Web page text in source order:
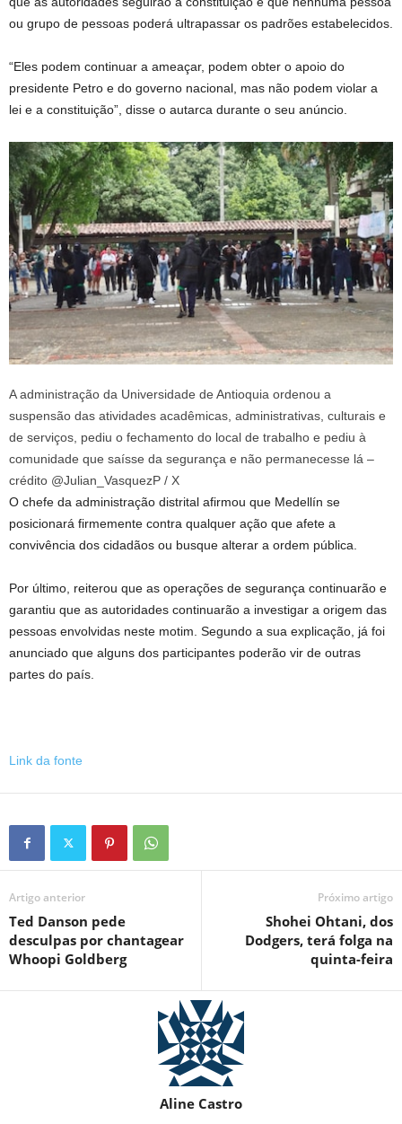
ou grupo de pessoas poderá ultrapassar os padrões estabelecidos.
“Eles podem continuar a ameaçar, podem obter o apoio do
presidente Petro e do governo nacional, mas não podem violar a
lei e a constituição”, disse o autarca durante o seu anúncio.
A administração da Universidade de Antioquia ordenou a
suspensão das atividades acadêmicas, administrativas, culturais e
de serviços, pediu o fechamento do local de trabalho e pediu à
comunidade que saísse da segurança e não permanecesse lá –
crédito @Julian_VasquezP / X
O chefe da administração distrital afirmou que Medellín se
posicionará firmemente contra qualquer ação que afete a
convivência dos cidadãos ou busque alterar a ordem pública.
Por último, reiterou que as operações de segurança continuarão e
garantiu que as autoridades continuarão a investigar a origem das
pessoas envolvidas neste motim. Segundo a sua explicação, já foi
anunciado que alguns dos participantes poderão vir de outras
partes do país.
Link da fonte
Artigo anterior
Ted Danson pede
desculpas por chantagear
Whoopi Goldberg
Próximo artigo
Shohei Ohtani, dos
Dodgers, terá folga na
quinta-feira
Aline Castro